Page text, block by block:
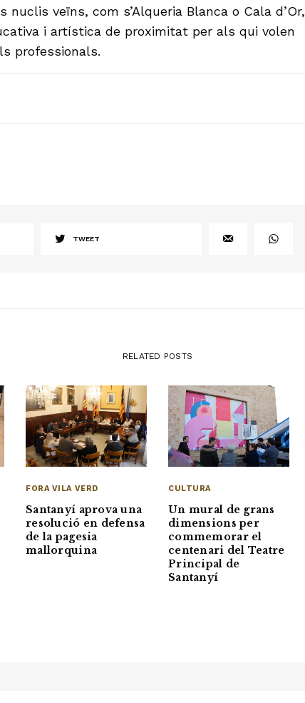
veïns, com s’Alqueria Blanca o Cala d’Or,
i artística de proximitat per als qui volen
professionals.
TWEET
RELATED POSTS
FORA VILA VERD
Santanyí aprova una
resolució en defensa
de la pagesia
mallorquina
CULTURA
Un mural de grans
dimensions per
commemorar el
centenari del Teatre
Principal de
Santanyí